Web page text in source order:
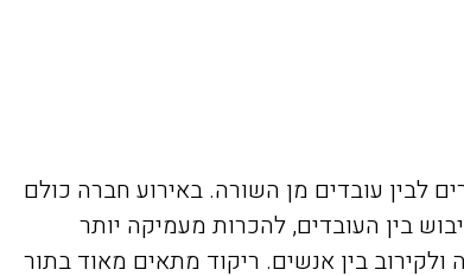
לבין עובדים מן השורה. באירוע חברה כולם
בין העובדים, להכרות מעמיקה יותר
בין אנשים. ריקוד מתאים מאוד בתור